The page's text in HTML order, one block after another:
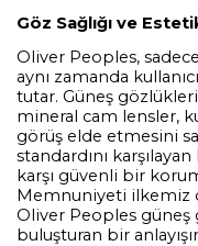
Göz Sağlığı ve
Oliver Peoples,
aynı zamanda
tutar. Güneş
mineral cam lensler,
görüş elde etmesini
standardını karşılayan
karşı güvenli bir
Memnuniyeti ilkemiz
Oliver Peoples güneş
buluşturan bir